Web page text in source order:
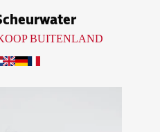
BUITENLAND